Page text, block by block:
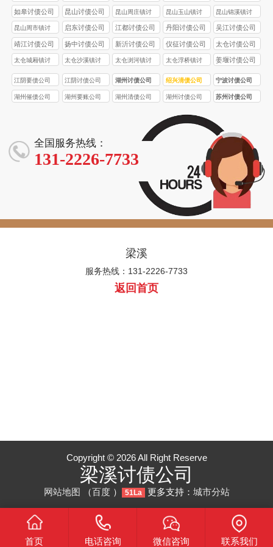
如皋讨债公司 昆山讨债公司
昆山周庄镇讨
债公司
昆山玉山镇讨
债公司
昆山锦溪镇讨
债公司
昆山周市镇讨
债公司
启东讨债公司 江都讨债公司 丹阳讨债公司 吴江讨债公司
靖江讨债公司 扬中讨债公司 新沂讨债公司 仪征讨债公司 太仓讨债公司
太仓城厢镇讨
债公司
太仓沙溪镇讨
债公司
太仓浏河镇讨
债公司
太仓浮桥镇讨
债公司
姜堰讨债公司
江阴要债公司 江阴讨债公司 湖州讨债公司 绍兴清债公司 宁波讨债公司
湖州催债公司 湖州要账公司 湖州清债公司 湖州讨债公司 苏州讨债公司
全国服务热线：
131-2226-7733
梁溪
服务热线：131-2226-7733
返回首页
Copyright © 2026 All Right Reserve
梁溪讨债公司
网站地图 （百度） 51La 更多支持： 城市分站
首页 电话咨询 微信咨询 联系我们